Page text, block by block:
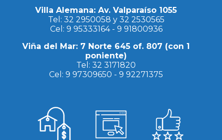
Villa Alemana: Av. Valparaíso 1055
Tel: 32 2950058 y 32 2530565
Cel: 9 95333164- 9 91800936
Viña del Mar: 7 Norte 645 of. 807 (con 1
poniente)
Tel:32 3171820
Cel:9 97309650 -9 92271375